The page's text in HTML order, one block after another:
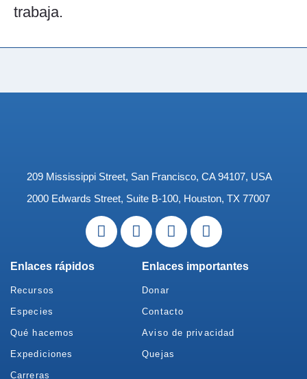
trabaja.
209 Mississippi Street, San Francisco, CA 94107, USA
2000 Edwards Street, Suite B-100, Houston, TX 77007
Enlaces rápidos
Recursos
Especies
Qué hacemos
Expediciones
Carreras
Enlaces importantes
Donar
Contacto
Aviso de privacidad
Quejas